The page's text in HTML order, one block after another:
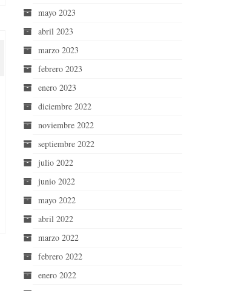
mayo 2023
abril 2023
marzo 2023
febrero 2023
enero 2023
diciembre 2022
noviembre 2022
septiembre 2022
julio 2022
junio 2022
mayo 2022
abril 2022
marzo 2022
febrero 2022
enero 2022